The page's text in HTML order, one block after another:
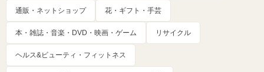
通販・ネットショップ 花・ギフト・手芸
本・雑誌・音楽・DVD・映画・ゲーム リサイクル
ヘルス&ビューティ・フィットネス